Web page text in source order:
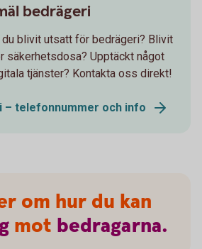
bedrägeri
blivit utsatt för bedrägeri? Blivit
säkerhetsdosa? Upptäckt något
tjänster? Kontakta oss direkt!
– telefonnummer och info
om hur du kan
mot bedragarna.